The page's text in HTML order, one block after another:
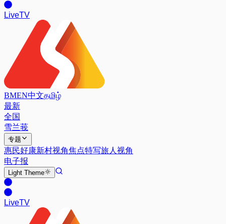
LiveTV
BMEN中文தமிழ்
最新
全国
雪兰莪
专题
惠民好康新村视角焦点特写旅人视角
电子报
Light Theme
LiveTV